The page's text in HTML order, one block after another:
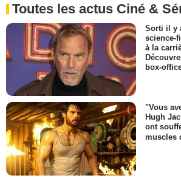
Toutes les actus Ciné &
Sorti il y
science-
à la
box-
"Vous
Hugh
ont
muscles